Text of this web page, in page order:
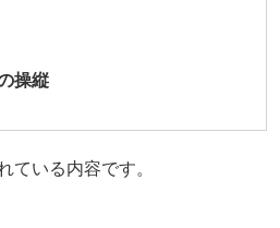
操縦
ている内容です。